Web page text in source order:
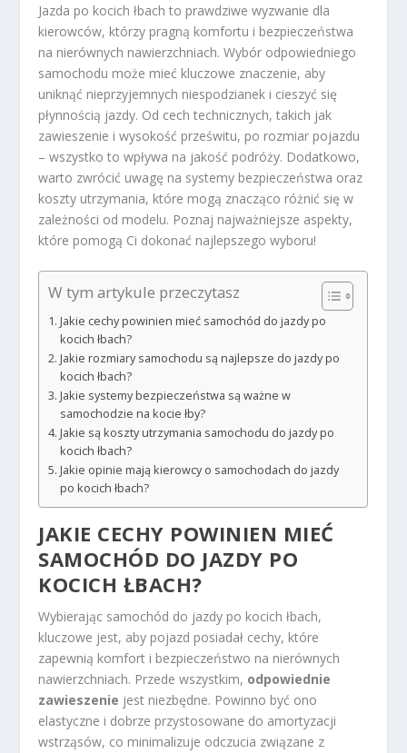
Jazda po kocich łbach to prawdziwe wyzwanie dla
kierowców, którzy pragną komfortu i bezpieczeństwa
na nierównych nawierzchniach. Wybór odpowiedniego
samochodu może mieć kluczowe znaczenie, aby
uniknąć nieprzyjemnych niespodzianek i cieszyć się
płynnością jazdy. Od cech technicznych, takich jak
zawieszenie i wysokość prześwitu, po rozmiar pojazdu
– wszystko to wpływa na jakość podróży. Dodatkowo,
warto zwrócić uwagę na systemy bezpieczeństwa oraz
koszty utrzymania, które mogą znacząco różnić się w
zależności od modelu. Poznaj najważniejsze aspekty,
które pomogą Ci dokonać najlepszego wyboru!
W tym artykule przeczytasz
Jakie cechy powinien mieć samochód do jazdy po
kocich łbach?
Jakie rozmiary samochodu są najlepsze do jazdy po
kocich łbach?
Jakie systemy bezpieczeństwa są ważne w
samochodzie na kocie łby?
Jakie są koszty utrzymania samochodu do jazdy po
kocich łbach?
Jakie opinie mają kierowcy o samochodach do jazdy
po kocich łbach?
JAKIE CECHY POWINIEN MIEĆ
SAMOCHÓD DO JAZDY PO
KOCICH ŁBACH?
Wybierając samochód do jazdy po kocich łbach,
kluczowe jest, aby pojazd posiadał cechy, które
zapewnią komfort i bezpieczeństwo na nierównych
nawierzchniach. Przede wszystkim, odpowiednie
zawieszenie jest niezbędne. Powinno być ono
elastyczne i dobrze przystosowane do amortyzacji
wstrząsów, co minimalizuje odczucia związane z